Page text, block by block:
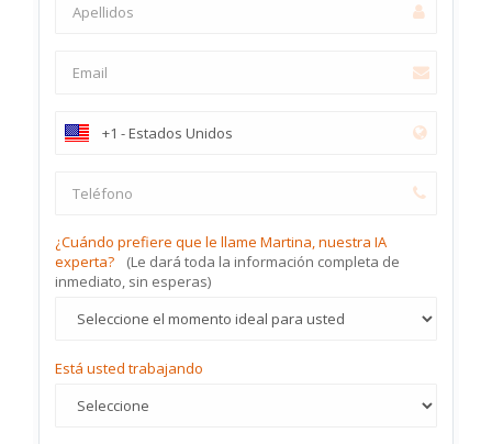
¿Cuándo prefiere que le llame Martina, nuestra IA
experta?
(Le dará toda la información completa de
inmediato, sin esperas)
Está usted trabajando